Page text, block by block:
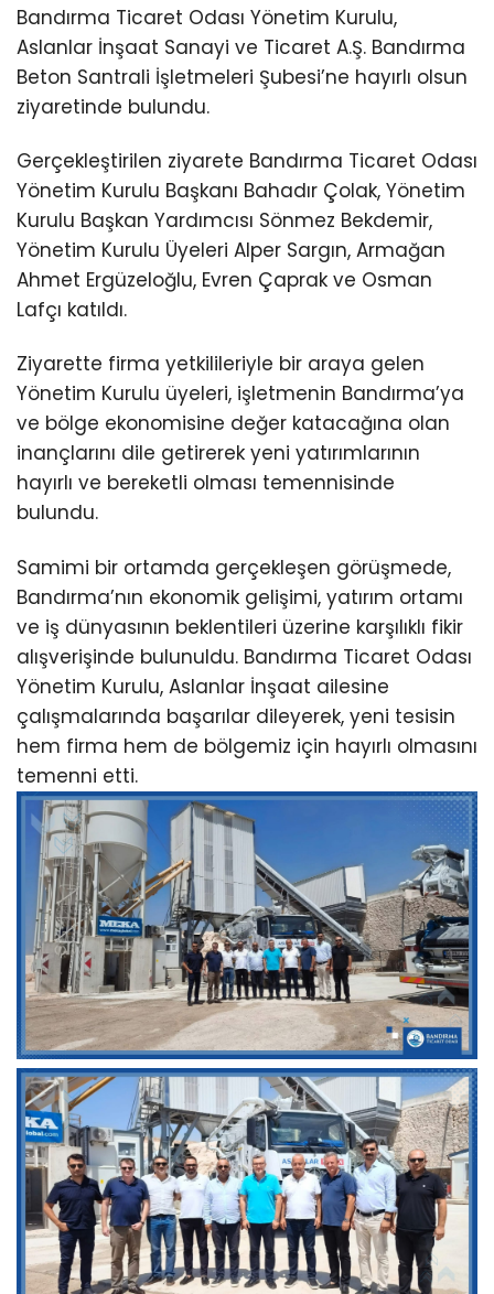
Bandırma Ticaret Odası Yönetim Kurulu,
Aslanlar İnşaat Sanayi ve Ticaret A.Ş. Bandırma
Beton Santrali İşletmeleri Şubesi’ne hayırlı olsun
ziyaretinde bulundu.
Gerçekleştirilen ziyarete Bandırma Ticaret Odası
Yönetim Kurulu Başkanı Bahadır Çolak, Yönetim
Kurulu Başkan Yardımcısı Sönmez Bekdemir,
Yönetim Kurulu Üyeleri Alper Sargın, Armağan
Ahmet Ergüzeloğlu, Evren Çaprak ve Osman
Lafçı katıldı.
Ziyarette firma yetkilileriyle bir araya gelen
Yönetim Kurulu üyeleri, işletmenin Bandırma’ya
ve bölge ekonomisine değer katacağına olan
inançlarını dile getirerek yeni yatırımlarının
hayırlı ve bereketli olması temennisinde
bulundu.
Samimi bir ortamda gerçekleşen görüşmede,
Bandırma’nın ekonomik gelişimi, yatırım ortamı
ve iş dünyasının beklentileri üzerine karşılıklı fikir
alışverişinde bulunuldu. Bandırma Ticaret Odası
Yönetim Kurulu, Aslanlar İnşaat ailesine
çalışmalarında başarılar dileyerek, yeni tesisin
hem firma hem de bölgemiz için hayırlı olmasını
temenni etti.